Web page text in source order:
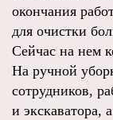
окончания
для очистки
Сейчас на нем
На ручной
сотрудников,
и экскаватора,